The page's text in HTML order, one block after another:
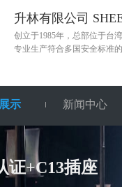
升林有限公司
创立于1985年，总部位于台
专业生产符合多国安全标准
示 新闻中心
证+C13插座